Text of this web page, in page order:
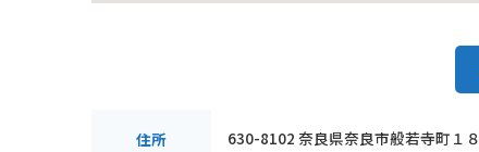
住所 630-8102 奈良県奈良市般若寺町１８